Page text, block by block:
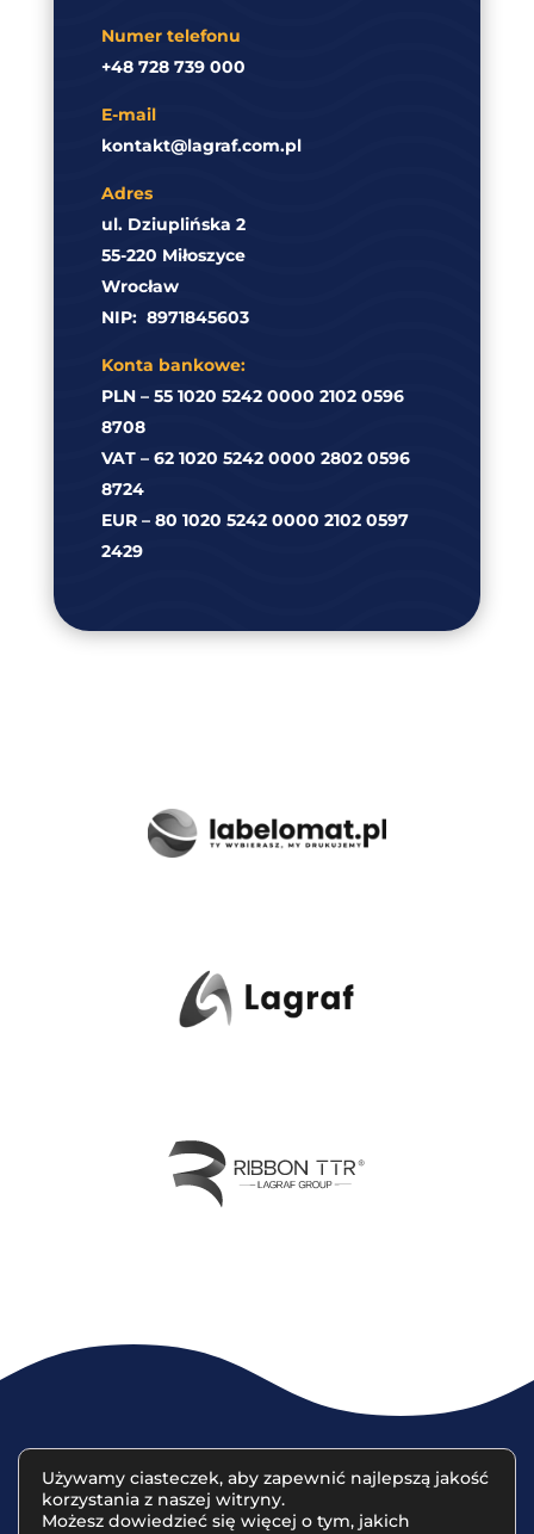
Numer telefonu
+48 728 739 000
E-mail
kontakt@lagraf.com.pl
Adres
ul. Dziuplińska 2
55-220 Miłoszyce
Wrocław
NIP: 8971845603
Konta bankowe:
PLN – 55 1020 5242 0000 2102 0596
8708
VAT – 62 1020 5242 0000 2802 0596
8724
EUR – 80 1020 5242 0000 2102 0597
2429
© 2023 Lagraf Partners | Projekt sklepu www.studiolapis.pl
Używamy ciasteczek, aby zapewnić najlepszą jakość
korzystania z naszej witryny.
Możesz dowiedzieć się więcej o tym, jakich